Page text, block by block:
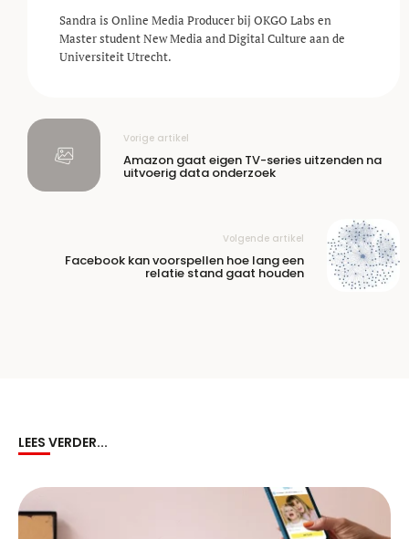
Sandra is Online Media Producer bij OKGO Labs en
Master student New Media and Digital Culture aan de
Universiteit Utrecht.
Vorige artikel
Amazon gaat eigen TV-series uitzenden na
uitvoerig data onderzoek
Volgende artikel
Facebook kan voorspellen hoe lang een
relatie stand gaat houden
LEES VERDER...